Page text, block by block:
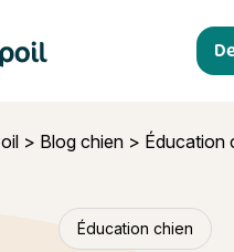
> Blog chien > Éducation
Éducation chien